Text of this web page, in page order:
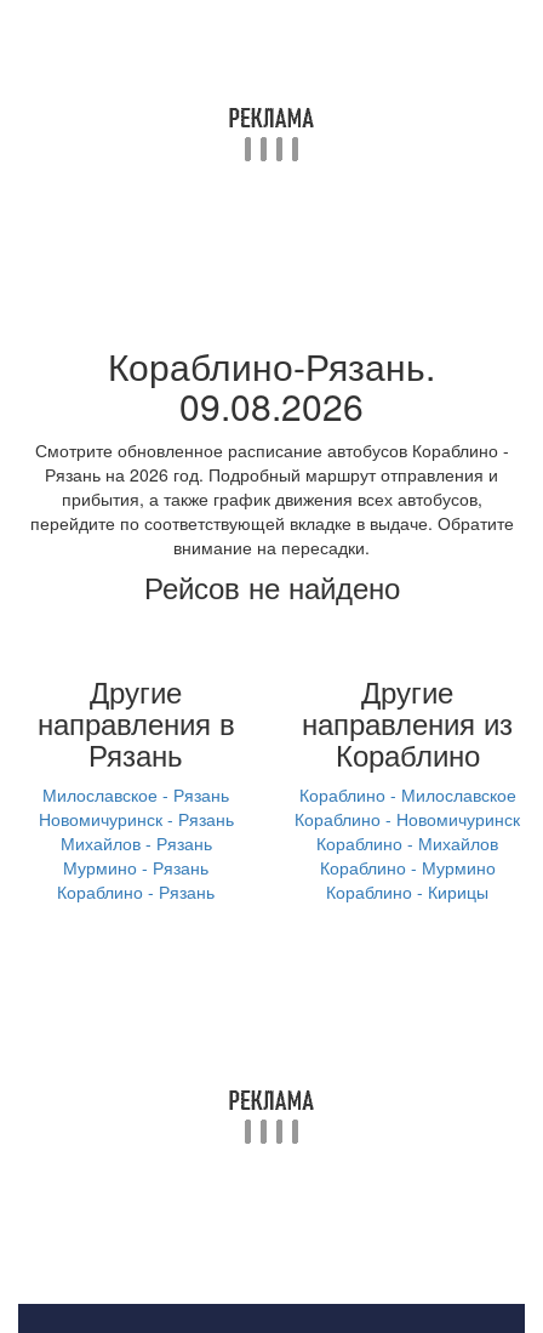
Кораблино-Рязань.
09.08.2026
Смотрите обновленное расписание автобусов Кораблино -
Рязань на 2026 год. Подробный маршрут отправления и
прибытия, а также график движения всех автобусов,
перейдите по соответствующей вкладке в выдаче. Обратите
внимание на пересадки.
Рейсов не найдено
Другие
направления в
Рязань
Милославское - Рязань
Новомичуринск - Рязань
Михайлов - Рязань
Мурмино - Рязань
Кораблино - Рязань
Другие
направления из
Кораблино
Кораблино - Милославское
Кораблино - Новомичуринск
Кораблино - Михайлов
Кораблино - Мурмино
Кораблино - Кирицы